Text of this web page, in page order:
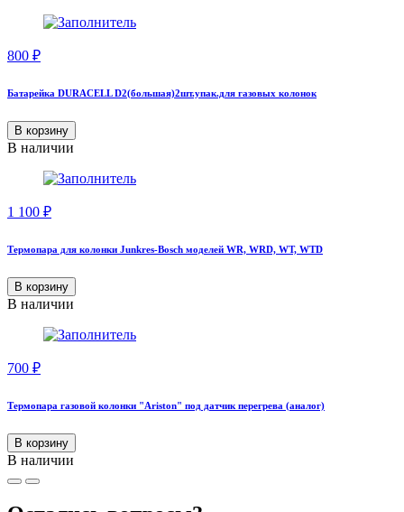
800 ₽
Батарейка DURACELL D2(большая)2шт.упак.для газовых колонок
В корзину
В наличии
1 100 ₽
Термопара для колонки Junkres-Bosch моделей WR, WRD, WT, WTD
В корзину
В наличии
700 ₽
Термопара газовой колонки "Аriston" под датчик перегрева (аналог)
В корзину
В наличии